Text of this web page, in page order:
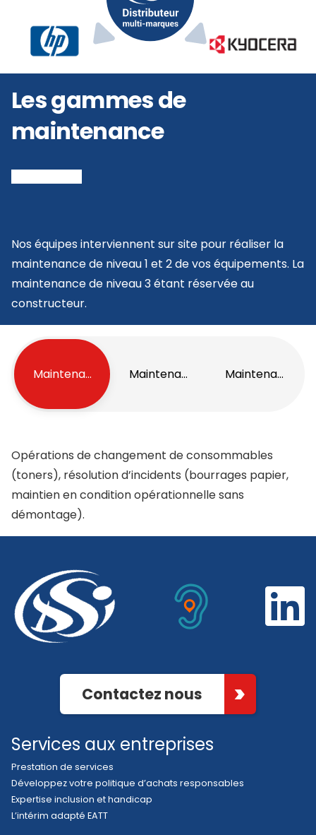
Les gammes de
maintenance
Nos équipes interviennent sur site pour réaliser la
maintenance de niveau 1 et 2 de vos équipements. La
maintenance de niveau 3 étant réservée au
constructeur.
Maintenance Niveau 1Maintenance Niveau 3Maintenance
Opérations de changement de consommables
(toners), résolution d’incidents (bourrages papier,
maintien en condition opérationnelle sans
démontage).
Contactez nous
Services aux entreprises
Prestation de services
Développez votre politique d’achats responsables
Expertise inclusion et handicap
L’intérim adapté EATT